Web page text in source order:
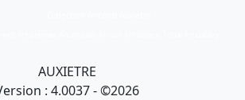
AUXIETRE
: 4.0037 - ©2026